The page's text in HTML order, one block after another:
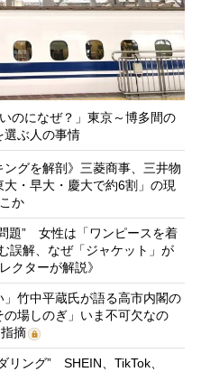
のになぜ？」東京～博多間の
選ぶ人の事情
ングを解剖》三菱商事、三井物
・早大・慶大で約6割」の現
か
題” 女性は「ワンピースを着
誤解、なぜ「ジャケット」が
クターが解説》
」竹中平蔵氏が語る高市内閣の
場しのぎ」いま不可欠なの
摘
リング” SHEIN、TikTok、